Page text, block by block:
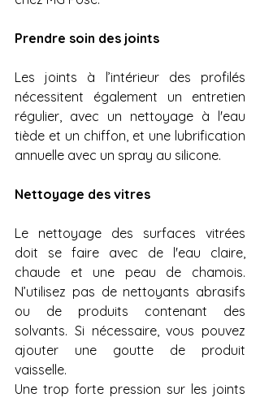
Prendre soin des joints
Les joints à l’intérieur des profilés
nécessitent également un entretien
régulier, avec un nettoyage à l'eau
tiède et un chiffon, et une lubrification
annuelle avec un spray au silicone.
Nettoyage des vitres
Le nettoyage des surfaces vitrées
doit se faire avec de l'eau claire,
chaude et une peau de chamois.
N’utilisez pas de nettoyants abrasifs
ou de produits contenant des
solvants. Si nécessaire, vous pouvez
ajouter une goutte de produit
vaisselle.
Une trop forte pression sur les joints